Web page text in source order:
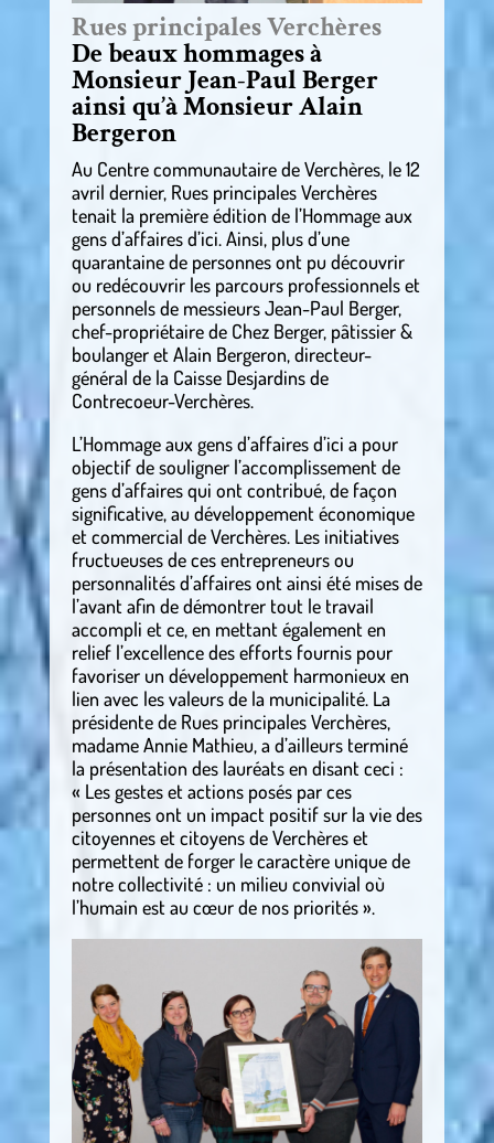
Rues principales Verchères
De beaux hommages à
Monsieur Jean-Paul Berger
ainsi qu’à Monsieur Alain
Bergeron
Au Centre communautaire de Verchères, le 12
avril dernier, Rues principales Verchères
tenait la première édition de l’Hommage aux
gens d’affaires d’ici. Ainsi, plus d’une
quarantaine de personnes ont pu découvrir
ou redécouvrir les parcours professionnels et
personnels de messieurs Jean-Paul Berger,
chef-propriétaire de Chez Berger, pâtissier &
boulanger et Alain Bergeron, directeur-
général de la Caisse Desjardins de
Contrecoeur-Verchères.
L’Hommage aux gens d’affaires d’ici a pour
objectif de souligner l’accomplissement de
gens d’affaires qui ont contribué, de façon
significative, au développement économique
et commercial de Verchères. Les initiatives
fructueuses de ces entrepreneurs ou
personnalités d’affaires ont ainsi été mises de
l’avant afin de démontrer tout le travail
accompli et ce, en mettant également en
relief l’excellence des efforts fournis pour
favoriser un développement harmonieux en
lien avec les valeurs de la municipalité. La
présidente de Rues principales Verchères,
madame Annie Mathieu, a d’ailleurs terminé
la présentation des lauréats en disant ceci :
« Les gestes et actions posés par ces
personnes ont un impact positif sur la vie des
citoyennes et citoyens de Verchères et
permettent de forger le caractère unique de
notre collectivité : un milieu convivial où
l’humain est au cœur de nos priorités ».